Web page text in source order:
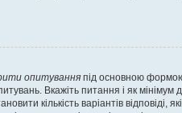
опитування під основною
Вкажіть питання і як мінімум
кількість варіантів відповіді,